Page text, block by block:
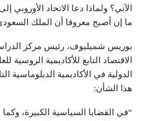
الآني؟ ولماذا دعا الاتحاد
ما إن أصبح معروفا أن الملك
بوريس شميليوف، رئيس مركز
الاقتصاد التابع للأكاديمية
الدولية في الأكاديمية الدبلوماسية
هذا الشأن:
“في القضايا السياسية الكبيرة، وكما